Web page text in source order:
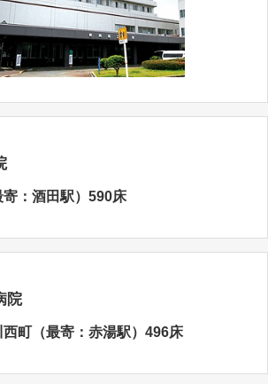
：酒田駅）590床
院
町（最寄：赤湯駅）496床